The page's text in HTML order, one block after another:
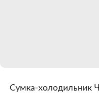
Сумка-холодильник